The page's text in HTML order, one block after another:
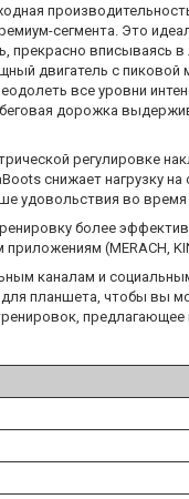
сегмента. Это
прекрасно
двигатель с
все уровни
дорожка
регулировке
снижает нагрузку
удовольствия во время
более
(MERACH,
каналам и
планшета, чтобы вы